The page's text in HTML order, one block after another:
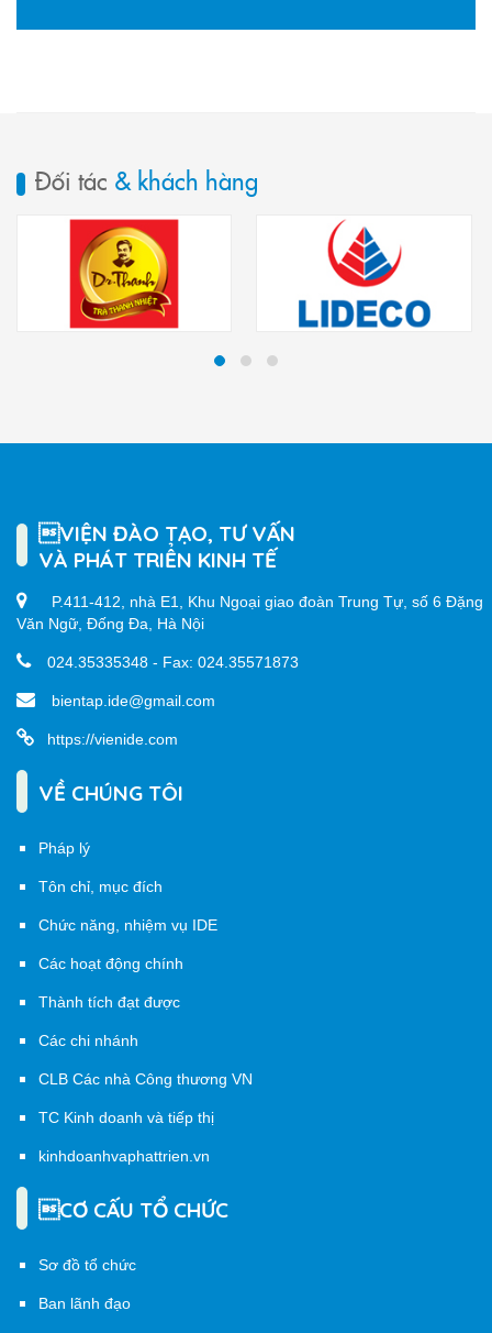
Đối tác & khách hàng
VIỆN ĐÀO TẠO, TƯ VẤN
VÀ PHÁT TRIỂN KINH TẾ
P.411-412, nhà E1, Khu Ngoại giao đoàn Trung Tự, số 6 Đặng
Văn Ngữ, Đống Đa, Hà Nội
024.35335348 - Fax: 024.35571873
bientap.ide@gmail.com
https://vienide.com
VỀ CHÚNG TÔI
Pháp lý
Tôn chỉ, mục đích
Chức năng, nhiệm vụ IDE
Các hoạt động chính
Thành tích đạt được
Các chi nhánh
CLB Các nhà Công thương VN
TC Kinh doanh và tiếp thị
kinhdoanhvaphattrien.vn
CƠ CẤU TỔ CHỨC
Sơ đồ tổ chức
Ban lãnh đạo